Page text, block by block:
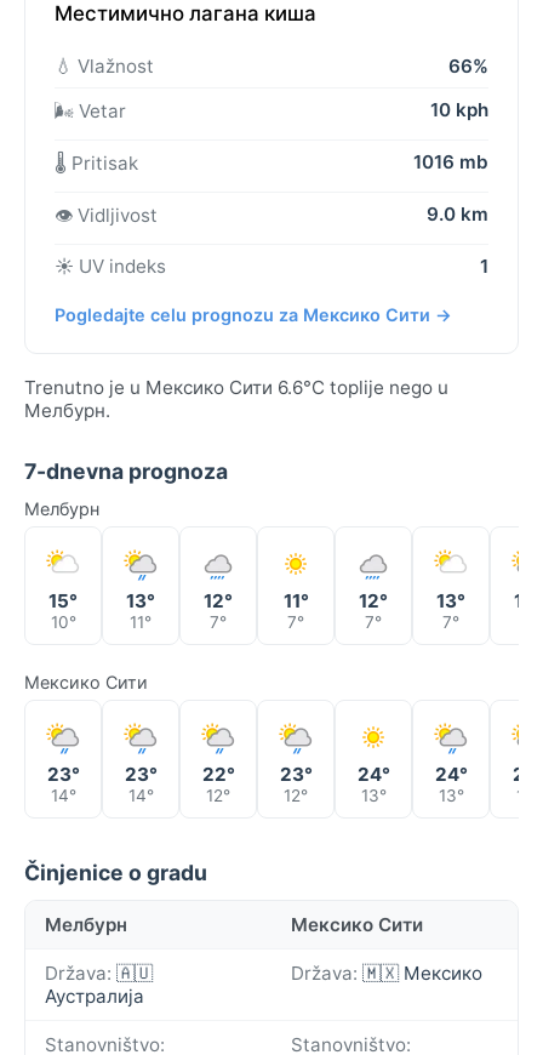
Местимично лагана киша
💧 Vlažnost
66%
🌬️ Vetar
10 kph
🌡️ Pritisak 1016 mb
👁️ Vidljivost 9.0 km
☀️ UV indeks 1
Pogledajte celu prognozu za Мексико Сити →
Trenutno je u Мексико Сити 6.6°C toplije nego u
Мелбурн.
7-dnevna prognoza
Мелбурн
15°
10°
13°
11°
12°
7°
11°
7°
12°
7°
13°
7°
13°
Мексико Сити
23°
14°
23°
14°
22°
12°
23°
12°
24°
13°
24°
13° 13°
Činjenice o gradu
Мелбурн Мексико Сити
Država: 🇦🇺
Аустралија
Država: 🇲🇽 Мексико
Stanovništvo: Stanovništvo: